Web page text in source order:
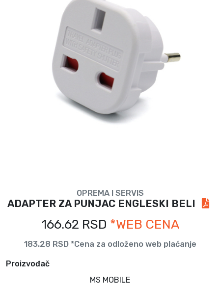
OPREMA I SERVIS
ADAPTER ZA PUNJAC ENGLESKI BELI
166.62 RSD *WEB CENA
183.28 RSD *Cena za odloženo web plaćanje
Proizvođač
MS MOBILE